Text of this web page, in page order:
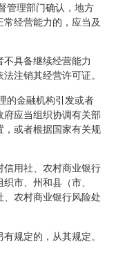
理部门确认，地方
经营能力的，应当及
具备继续经营能力
注销其经营许可证。
金融机构引发或者
应当组织协调有关部
，或者根据国家有关规
用社、农村商业银行
市、州和县（市、
农村商业银行风险处
规定的，从其规定。